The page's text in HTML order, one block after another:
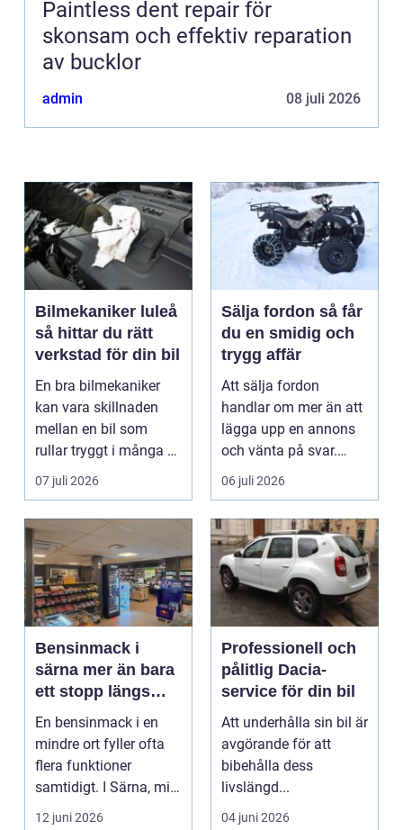
Paintless dent repair för
skonsam och effektiv reparation
av bucklor
admin 08 juli 2026
Bilmekaniker luleå
så hittar du rätt
verkstad för din bil
En bra bilmekaniker
kan vara skillnaden
mellan en bil som
rullar tryggt i många år
och återkommande ...
07 juli 2026
Sälja fordon så får
du en smidig och
trygg affär
Att sälja fordon
handlar om mer än att
lägga upp en annons
och vänta på svar.
Många vill få en bra
p...
06 juli 2026
Bensinmack i
särna mer än bara
ett stopp längs
vägen
En bensinmack i en
mindre ort fyller ofta
flera funktioner
samtidigt. I Särna, mitt
i norra Dalarna,...
12 juni 2026
Professionell och
pålitlig Dacia-
service för din bil
Att underhålla sin bil är
avgörande för att
bibehålla dess
livslängd...
04 juni 2026